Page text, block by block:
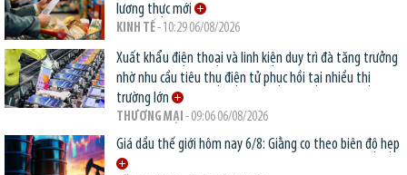
lương thực mới
KINH TẾ- 10:29 06/08/2026
Xuất khẩu điện thoại và linh kiện duy trì đà tăng trưởng
nhờ nhu cầu tiêu thụ điện tử phục hồi tại nhiều thị
trường lớn
THƯƠNG MẠI - 09:06 06/08/2026
Giá dầu thế giới hôm nay 6/8: Giằng co theo biên độ hẹp